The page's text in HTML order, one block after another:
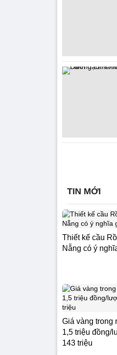
TIN MỚI
Thiết kế cầu
Nẵng có ý
Giá vàng trong
1,5 triệu đồng/
143 triệu